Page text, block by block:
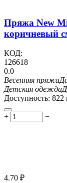
Пряжа New
коричневый
КОД:
126618
0.0
Весенняя пряжа
Детская одежда
Доступность: 822
+ −
4.70 ₽